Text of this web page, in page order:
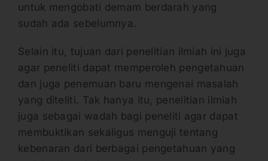
untuk mengobati demam berdarah yang
sudah ada sebelumnya.
Selain itu, tujuan dari penelitian ilmiah ini juga
agar peneliti dapat memperoleh pengetahuan
dan juga penemuan baru mengenai masalah
yang diteliti. Tak hanya itu, penelitian ilmiah
juga sebagai wadah bagi peneliti agar dapat
membuktikan sekaligus menguji tentang
kebenaran dari berbagai pengetahuan yang